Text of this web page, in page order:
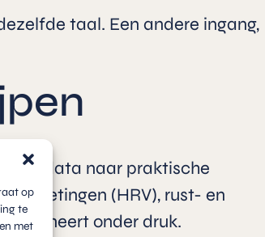
op
te
met
taal. Een andere ingang,
data naar praktische
(HRV), rust- en
onder druk.